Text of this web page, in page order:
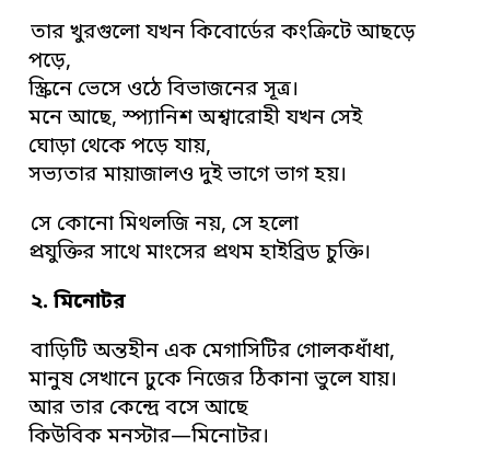
তার খুরগুলো যখন কিবোর্ডের কংক্রিটে আছড়ে
পড়ে,
স্ক্রিনে ভেসে ওঠে বিভাজনের সূত্র।
মনে আছে, স্প্যানিশ অশ্বারোহী যখন সেই
ঘোড়া থেকে পড়ে যায়,
সভ্যতার মায়াজালও দুই ভাগে ভাগ হয়।
সে কোনো মিথলজি নয়, সে হলো
প্রযুক্তির সাথে মাংসের প্রথম হাইব্রিড চুক্তি।
২. মিনোটর
বাড়িটি অন্তহীন এক মেগাসিটির গোলকধাঁধা,
মানুষ সেখানে ঢুকে নিজের ঠিকানা ভুলে যায়।
আর তার কেন্দ্রে বসে আছে
কিউবিক মনস্টার—মিনোটর।